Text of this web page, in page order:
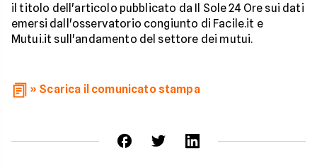
il titolo dell'articolo pubblicato da Il Sole 24 Ore sui dati
emersi dall'osservatorio congiunto di Facile.it e
Mutui.it sull'andamento del settore dei mutui.
» Scarica il comunicato stampa